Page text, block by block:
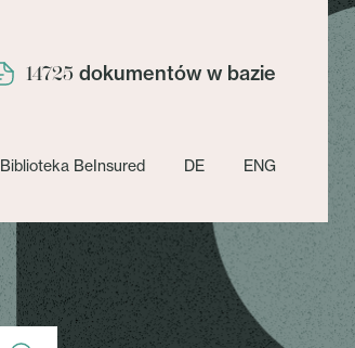
14725 dokumentów w bazie
Biblioteka BeInsured DE ENG